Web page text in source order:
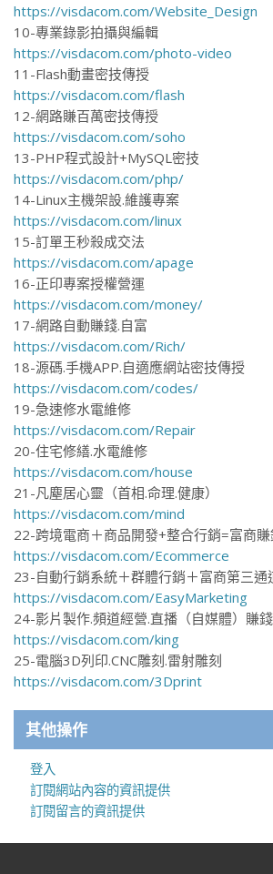
https://visdacom.com/Website_Design
10-專業錄影拍攝與編輯
https://visdacom.com/photo-video
11-Flash動畫密技傳授
https://visdacom.com/flash
12-網路賺百萬密技傳授
https://visdacom.com/soho
13-PHP程式設計+MySQL密技
https://visdacom.com/php/
14-Linux主機架設.維護專案
https://visdacom.com/linux
15-訂單王秒殺成交法
https://visdacom.com/apage
16-正印專案授權營運
https://visdacom.com/money/
17-網路自動賺錢.自富
https://visdacom.com/Rich/
18-源碼.手機APP.自適應網站密技傳授
https://visdacom.com/codes/
19-急速修水電維修
https://visdacom.com/Repair
20-住宅修繕.水電維修
https://visdacom.com/house
21-凡塵居心靈（首相.命理.健康）
https://visdacom.com/mind
22-跨境電商＋商品開發+整合行銷=富商
https://visdacom.com/Ecommerce
23-自動行銷系統＋群體行銷＋富商第三通
https://visdacom.com/EasyMarketing
24-影片製作.頻道經營.直播（自媒體）賺
https://visdacom.com/king
25-電腦3D列印.CNC雕刻.雷射雕刻
https://visdacom.com/3Dprint
其他操作
登入
訂閱網站內容的資訊提供
訂閱留言的資訊提供